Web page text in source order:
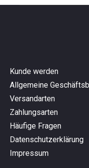
Kunde werden
Allgemeine
Versandarten
Zahlungsarten
Häufige Fragen
Datenschutzerklärung
Impressum